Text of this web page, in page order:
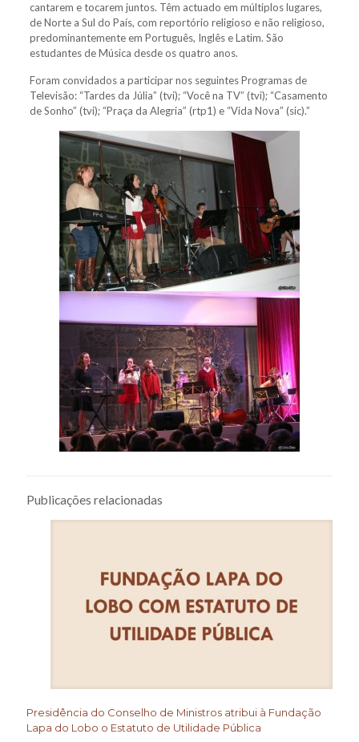
cantarem e tocarem juntos. Têm actuado em múltiplos lugares,
de Norte a Sul do País, com reportório religioso e não religioso,
predominantemente em Português, Inglês e Latim. São
estudantes de Música desde os quatro anos.
Foram convidados a participar nos seguintes Programas de
Televisão: “Tardes da Júlia” (tvi); “Você na TV” (tvi); “Casamento
de Sonho” (tvi); “Praça da Alegria” (rtp1) e “Vida Nova” (sic).”
Publicações relacionadas
Presidência do Conselho de Ministros atribui à Fundação
Lapa do Lobo o Estatuto de Utilidade Pública